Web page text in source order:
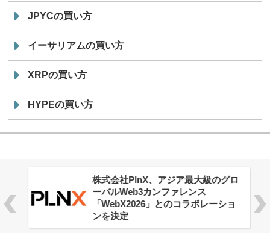
JPYCの買い方
イーサリアムの買い方
XRPの買い方
HYPEの買い方
株式会社PlnX、アジア最大級のグロ
ーバルWeb3カンファレンス
「WebX2026」とのコラボレーショ
ンを決定